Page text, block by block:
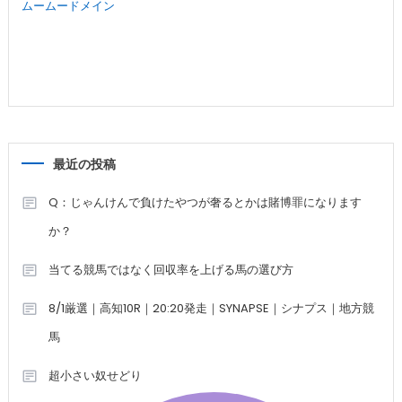
ムームードメイン
最近の投稿
Q：じゃんけんで負けたやつが奢るとかは賭博罪になります
か？
当てる競馬ではなく回収率を上げる馬の選び方
8/1厳選｜高知10R｜20:20発走｜SYNAPSE｜シナプス｜地方競
馬
超小さい奴せどり